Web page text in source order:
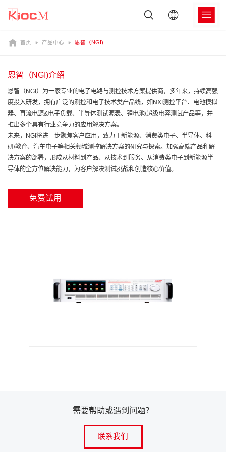
首页 产品中心 恩智（NGI)
恩智（NGI)介绍
恩智（NGI）为一家专业的电子电路与测控技术方案提供商，多年来，持续高强
度投入研发，拥有广泛的测控和电子技术类产品线，如NXI测控平台、电池模拟
器、直流电源&电子负载、半导体测试源表、锂电池/超级电容测试产品等，并
推出多个具有行业竞争力的应用解决方案。
未来，NGI将进一步聚焦客户应用，致力于新能源、消费类电子、半导体、科
研/教育、汽车电子等相关领域测控解决方案的研究与探索。加强高端产品和解
决方案的部署，形成从材料到产品、从技术到服务、从消费类电子到新能源半
导体的全方位解决能力，为客户解决测试挑战和创造核心价值。
免费试用
需要帮助或遇到问题？
联系我们